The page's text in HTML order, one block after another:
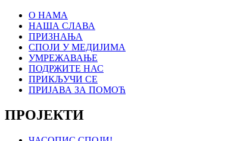
О НАМА
НАША СЛАВА
ПРИЗНАЊА
СПОЈИ У МЕДИЈИМА
УМРЕЖАВАЊЕ
ПОДРЖИТЕ НАС
ПРИКЉУЧИ СЕ
ПРИЈАВА ЗА ПОМОЋ
ПРОЈЕКТИ